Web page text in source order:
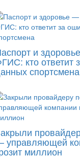
и
кто ответит
спортсмена
управляющей
миллион